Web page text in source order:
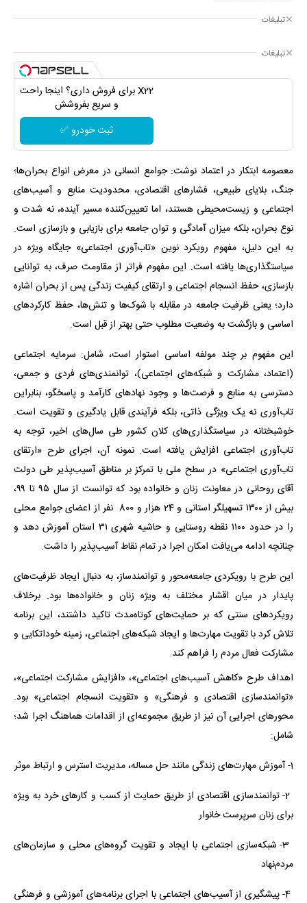
تبلیغات
تبلیغات
X22 برای فروش داری؟ اینجا راحت
و سریع بفروشش
ثبت خودرو ✅
معصومه ابتکار در اعتماد نوشت: جوامع انسانی در معرض انواع بحران‌ها؛
جنگ، بلایای طبیعی، فشارهای اقتصادی، محدودیت منابع و آسیب‌های
اجتماعی و زیست‌محیطی هستند، اما تعیین‌کننده مسیر آینده، نه شدت و
نوع بحران، بلکه میزان آمادگی و توان جامعه برای بازیابی و بازسازی است.
به این دلیل، مفهوم رویکرد نوین «تاب‌آوری اجتماعی» جایگاه ویژه‌ در
سیاستگذاری‌ها یافته است. این مفهوم فراتر از مقاومت صرف، به توانایی
بازسازی، حفظ انسجام اجتماعی و ارتقای کیفیت زندگی پس از بحران اشاره
دارد؛ یعنی ظرفیت جامعه در مقابله با شوک‌ها و تنش‌ها، حفظ کارکردهای
اساسی و بازگشت به وضعیت مطلوب حتی بهتر از قبل است.
این مفهوم بر چند مولفه اساسی استوار است، شامل: سرمایه اجتماعی
(اعتماد، مشارکت و شبکه‌های اجتماعی)، توانمندی‌های فردی و جمعی،
دسترسی به منابع و فرصت‌ها و وجود نهادهای کارآمد و پاسخگو، بنابراین
تاب‌آوری نه یک ویژگی ذاتی، بلکه فرآیندی قابل یادگیری و تقویت است.
خوشبختانه در سیاستگذاری‌های کلان کشور طی سال‌های اخیر، توجه به
تاب‌آوری اجتماعی افزایش یافته است. نمونه آن، اجرای طرح «ارتقای
تاب‌آوری اجتماعی» در سطح ملی با تمرکز بر مناطق آسیب‌پذیر طی دولت
آقای روحانی در معاونت زنان و خانواده بود که توانست از سال ۹۵ تا ۹۹،
بیش از ۱۳۰۰ تسهیلگر استانی و 24 هزار و 800 نفر از اعضای جوامع محلی
را در حدود ۱۱۰۰ نقطه روستایی و حاشیه شهری ۳۱ استان آموزش دهد و
چنانچه ادامه می‌یافت امکان اجرا در تمام نقاط آسیب‌پذیر را داشت.
این طرح با رویکردی جامعه‌محور و توانمندساز، به‌ دنبال ایجاد ظرفیت‌های
پایدار در میان اقشار مختلف به‌ ویژه زنان و خانواده‌ها بود. برخلاف
رویکردهای سنتی که بر حمایت‌های کوتاه‌مدت تاکید داشتند، این برنامه
تلاش کرد با تقویت مهارت‌ها و ایجاد شبکه‌های اجتماعی، زمینه خوداتکایی و
مشارکت فعال مردم را فراهم کند.
اهداف طرح «کاهش آسیب‌های اجتماعی»، «افزایش مشارکت اجتماعی»،
«توانمندسازی اقتصادی و فرهنگی» و «تقویت انسجام اجتماعی» بود.
محورهای اجرایی آن نیز از طریق مجموعه‌ای از اقدامات هماهنگ اجرا شد؛
شامل:
1- آموزش مهارت‌های زندگی مانند حل مساله، مدیریت استرس و ارتباط موثر
2- توانمندسازی اقتصادی از طریق حمایت از کسب ‌و کارهای خرد به ‌ویژه
برای زنان سرپرست خانوار
3- شبکه‌سازی اجتماعی با ایجاد و تقویت گروه‌های محلی و سازمان‌های
مردم‌نهاد
4- پیشگیری از آسیب‌های اجتماعی با اجرای برنامه‌های آموزشی و فرهنگی